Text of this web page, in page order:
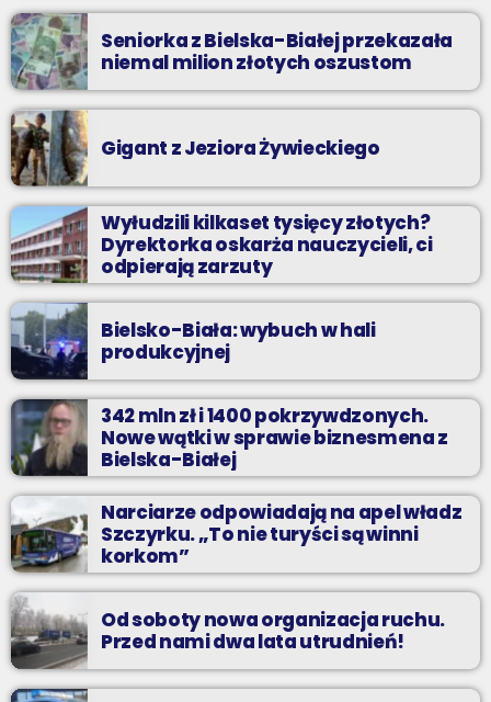
Seniorka z Bielska-Białej przekazała
niemal milion złotych oszustom
Gigant z Jeziora Żywieckiego
Wyłudzili kilkaset tysięcy złotych?
Dyrektorka oskarża nauczycieli, ci
odpierają zarzuty
Bielsko-Biała: wybuch w hali
produkcyjnej
342 mln zł i 1400 pokrzywdzonych.
Nowe wątki w sprawie biznesmena z
Bielska-Białej
Narciarze odpowiadają na apel władz
Szczyrku. „To nie turyści są winni
korkom”
Od soboty nowa organizacja ruchu.
Przed nami dwa lata utrudnień!